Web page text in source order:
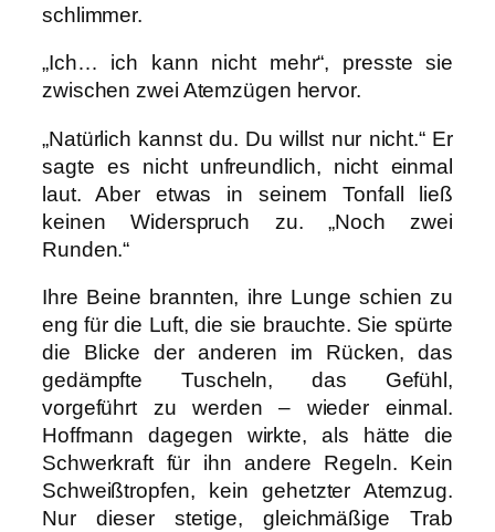
schlimmer.
„Ich… ich kann nicht mehr“, presste sie
zwischen zwei Atemzügen hervor.
„Natürlich kannst du. Du willst nur nicht.“ Er
sagte es nicht unfreundlich, nicht einmal
laut. Aber etwas in seinem Tonfall ließ
keinen Widerspruch zu. „Noch zwei
Runden.“
Ihre Beine brannten, ihre Lunge schien zu
eng für die Luft, die sie brauchte. Sie spürte
die Blicke der anderen im Rücken, das
gedämpfte Tuscheln, das Gefühl,
vorgeführt zu werden – wieder einmal.
Hoffmann dagegen wirkte, als hätte die
Schwerkraft für ihn andere Regeln. Kein
Schweißtropfen, kein gehetzter Atemzug.
Nur dieser stetige, gleichmäßige Trab